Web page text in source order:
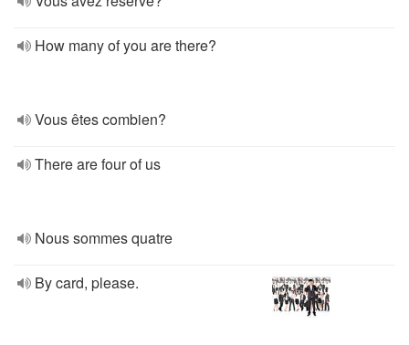
How many of you are there?
Vous êtes combien?
There are four of us
Nous sommes quatre
By card, please.